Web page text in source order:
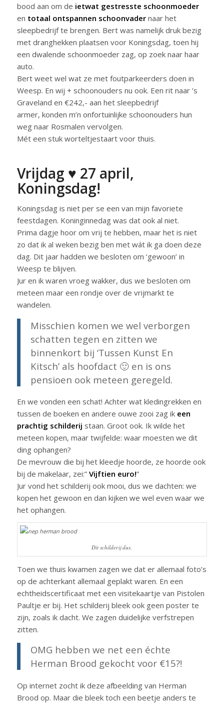
bood aan om de ietwat gestresste schoonmoeder
en totaal ontspannen schoonvadernaar het
sleepbedrijf te brengen. Bert was namelijk druk bezig
met dranghekken plaatsen voor Koningsdag, toen hij
een dwalende schoonmoeder zag, op zoek naar haar
auto.
Bert weet wel wat ze met foutparkeerders doen in
Weesp. En wij + schoonouders nu ook. Een rit naar ’s
Graveland en €242,- aan het sleepbedrijf
armer, konden m’n onfortuinlijke schoonouders hun
weg naar Rosmalen vervolgen.
Mét een stuk worteltjestaart voor thuis.
Vrijdag ♥ 27 april,
Koningsdag!
Koningsdag is niet per se een van mijn favoriete
feestdagen. Koninginnedag was dat ook al niet.
Prima dagje hoor om vrij te hebben, maar het is niet
zo dat ik al weken bezig ben met wát ik ga doen deze
dag. Dit jaar hadden we besloten om ‘gewoon’ in
Weesp te blijven.
Jur en ik waren vroeg wakker, dus we besloten om
meteen maar een rondje over de vrijmarkt te
wandelen.
Misschien komen we wel verborgen
schatten tegen en zitten we
binnenkort bij ‘Tussen Kunst En
Kitsch’ als hoofdact 🙂 en is ons
pensioen ook meteen geregeld.
En we vonden een schat! Achter wat kledingrekken en
tussen de boeken en andere ouwe zooi zag ik een
prachtig schilderij staan. Groot ook. Ik wilde het
meteen kopen, maar twijfelde: waar moesten we dit
ding ophangen?
De mevrouw die bij het kleedje hoorde, ze hoorde ook
bij de makelaar, zei:” Vijftien euro!”
Jur vond het schilderij ook mooi, dus we dachten: we
kopen het gewoon en dan kijken we wel even waar we
het ophangen.
Dit schilderij dus.
Toen we thuis kwamen zagen we dat er allemaal foto’s
op de achterkant allemaal geplakt waren. En een
echtheidscertificaat met een visitekaartje van Pistolen
Paultje er bij. Het schilderij bleek ook geen poster te
zijn, zoals ik dacht. We zagen duidelijke verfstrepen
zitten.
OMG hebben we net een échte
Herman Brood gekocht voor €15?!
Op internet zocht ik deze afbeelding van Herman
Brood op. Maar die bleek toch een beetje anders te